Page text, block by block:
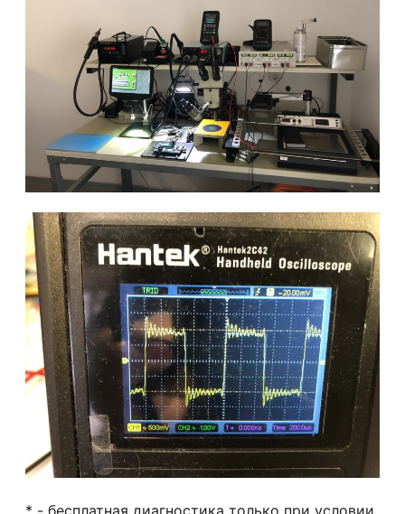
* - бесплатная диагностика только при условии